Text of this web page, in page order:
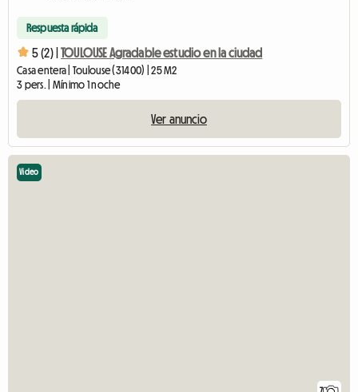
Respuesta rápida
5 (2) | TOULOUSE Agradable estudio en la ciudad
Casa entera | Toulouse (31400) | 25 M2
3 pers. | Mínimo 1 noche
Ver anuncio
Video